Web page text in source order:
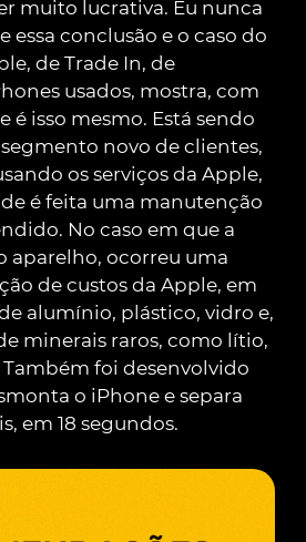
muito lucrativa. Eu nunca
essa conclusão e o caso do
de Trade In, de
usados, mostra, com
é isso mesmo. Está sendo
novo de clientes,
os serviços da Apple,
é feita uma manutenção
No caso em que a
aparelho, ocorreu uma
de custos da Apple, em
alumínio, plástico, vidro e,
minerais raros, como lítio,
foi desenvolvido
o iPhone e separa
em 18 segundos.